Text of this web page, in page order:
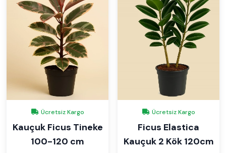
Ücretsiz Kargo
Kauçuk Ficus Tineke
100-120 cm
Ücretsiz Kargo
Ficus Elastica
Kauçuk 2 Kök 120cm